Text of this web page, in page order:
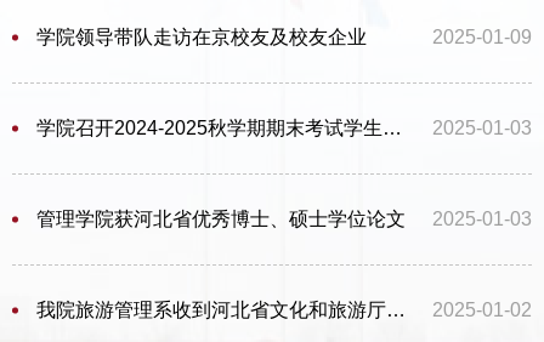
2025-01-09
学院领导带队走访在京校友及校友企业
2025-01-03
学院召开2024-2025秋学期期末考试学生考风考纪教育动员大会
2025-01-03
管理学院获河北省优秀博士、硕士学位论文
2025-01-02
我院旅游管理系收到河北省文化和旅游厅表扬信